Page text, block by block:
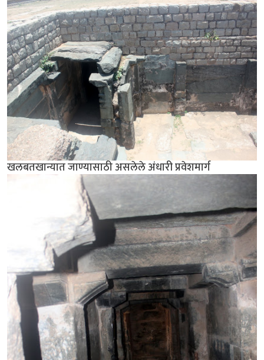
खलबतखान्यात जाण्यासाठी असलेले अंधारी प्रवेशमार्ग